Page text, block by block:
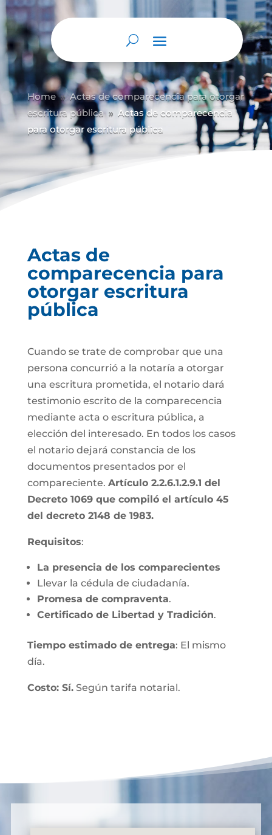
Abrir barra de herramientas
Home 9 Actas de comparecencia para otorgar
escritura pública
9 Actas de comparecencia
para otorgar escritura pública
Actas de
comparecencia para
otorgar escritura
pública
Cuando se trate de comprobar que una
persona concurrió a la notaría a otorgar
una escritura prometida, el notario dará
testimonio escrito de la comparecencia
mediante acta o escritura pública, a
elección del interesado. En todos los casos
el notario dejará constancia de los
documentos presentados por el
compareciente. Artículo 2.2.6.1.2.9.1 del
Decreto 1069 que compiló el artículo 45
del decreto 2148 de 1983.
Requisitos:
La presencia de los comparecientes
Llevar la cédula de ciudadanía.
Promesa de compraventa.
Certificado de Libertad y Tradición.
Tiempo estimado de entrega: El mismo
día.
Costo: Sí.Según tarifa notarial.